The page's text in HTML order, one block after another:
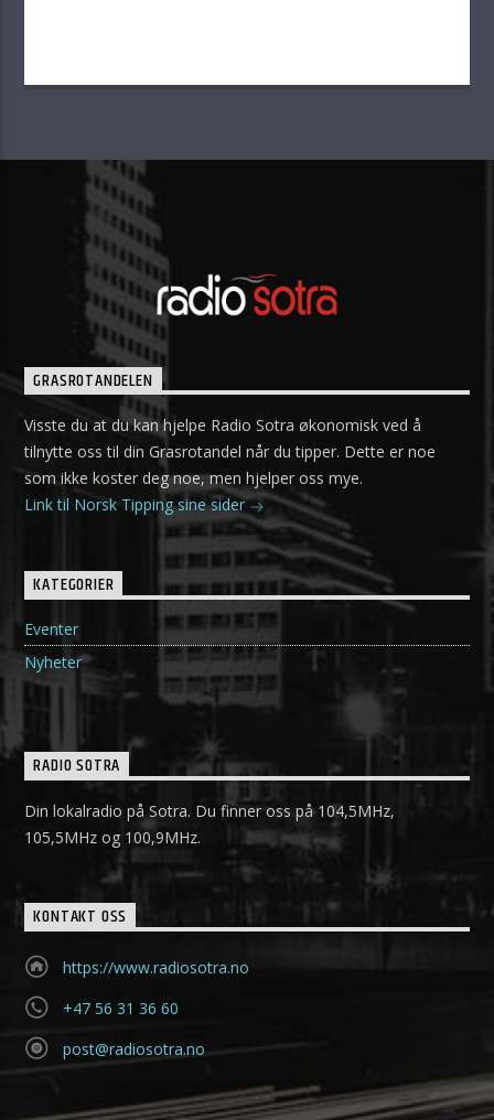
GRASROTANDELEN
Visste du at du kan hjelpe Radio Sotra økonomisk ved å
tilnytte oss til din Grasrotandel når du tipper. Dette er noe
som ikke koster deg noe, men hjelper oss mye.
Link til Norsk Tipping sine sider
KATEGORIER
Eventer
Nyheter
RADIO SOTRA
Din lokalradio på Sotra. Du finner oss på 104,5MHz,
105,5MHz og 100,9MHz.
KONTAKT OSS
https://www.radiosotra.no
+47 56 31 36 60
post@radiosotra.no